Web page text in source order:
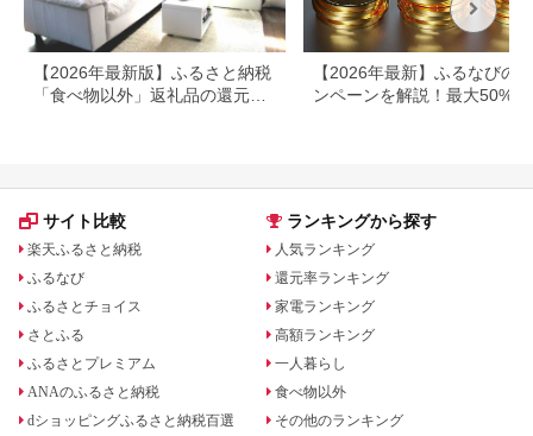
【2026年最新版】ふるさと納税
「食べ物以外」返礼品の還元率
【2026年最新】ふるなびの
ンペーンを解説！最大50%還
サイト比較
楽天ふるさと納税
ふるなび
ふるさとチョイス
さとふる
ふるさとプレミアム
ANAのふるさと納税
dショッピングふるさと納税百選
ランキングから探す
人気ランキング
還元率ランキング
家電ランキング
高額ランキング
一人暮らし
食べ物以外
その他のランキング